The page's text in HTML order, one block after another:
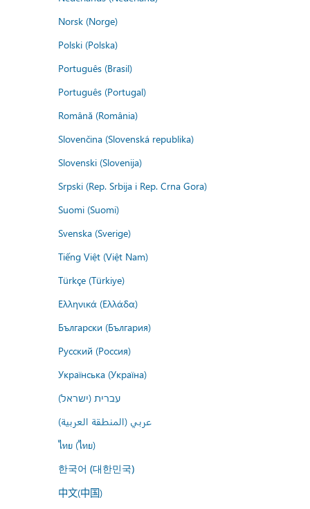
Norsk (Norge)
Polski (Polska)
Português (Brasil)
Português (Portugal)
Română (România)
Slovenčina (Slovenská republika)
Slovenski (Slovenija)
Srpski (Rep. Srbija i Rep. Crna Gora)
Suomi (Suomi)
Svenska (Sverige)
Tiếng Việt (Việt Nam)
Türkçe (Türkiye)
Ελληνικά (Ελλάδα)
Български (България)
Русский (Россия)
Українська (Україна)
עברית (ישראל)
عربي (المنطقة العربية)
ไทย (ไทย)
한국어 (대한민국)
中文(中国)